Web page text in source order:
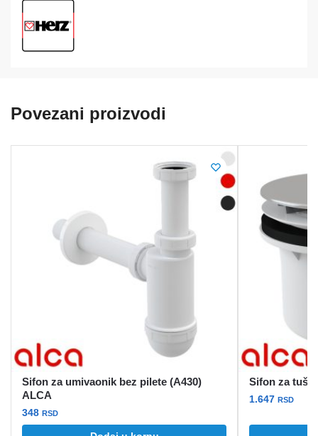
Povezani proizvodi
Sifon za umivaonik bez pilete (A430)
ALCA
348 RSD
Sifon za tuš
1.647 RSD